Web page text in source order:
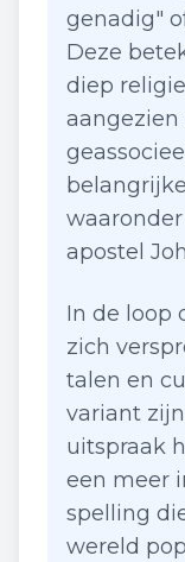
genadig"
Deze
diep
apostel
In de loop
zich
talen en
variant
uitspraak
een meer
spelling
wereld